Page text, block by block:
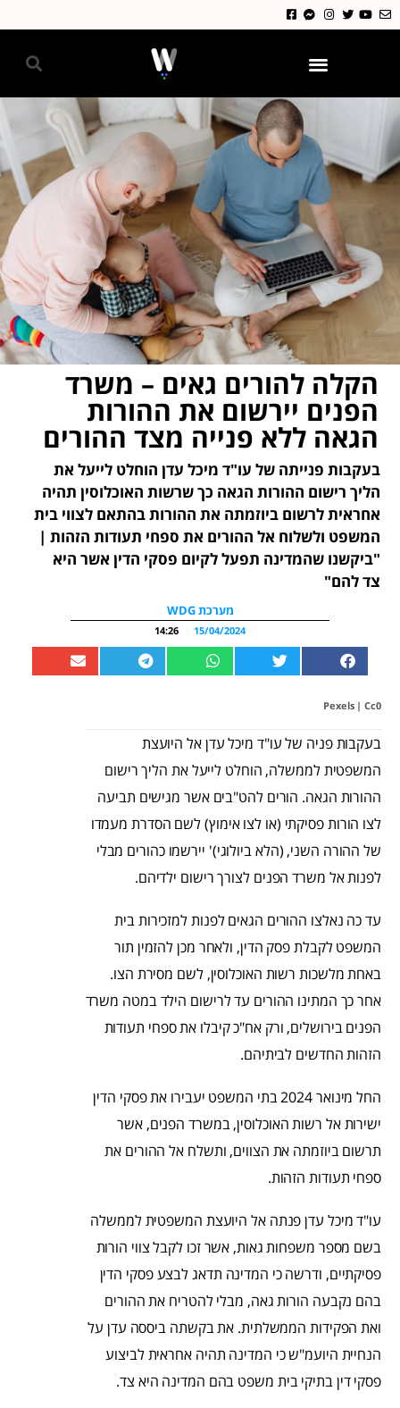
הקלה להורים גאים – משרד
הפנים יירשום את ההורות
הגאה ללא פנייה מצד ההורים
בעקבות פנייתה של עו"ד מיכל עדן הוחלט לייעל את
הליך רישום ההורות הגאה כך שרשות האוכלוסין תהיה
אחראית לרשום ביוזמתה את ההורות בהתאם לצווי בית
המשפט ולשלוח אל ההורים את ספחי תעודות הזהות |
"ביקשנו שהמדינה תפעל לקיום פסקי הדין אשר היא
צד להם"
מערכת WDG
15/04/2024
14:26
Pexels | Cc0
בעקבות פניה של עו"ד מיכל עדן אל היועצת
המשפטית לממשלה, הוחלט לייעל את הליך רישום
ההורות הגאה. הורים להט"בים אשר מגישים תביעה
לצו הורות פסיקתי (או לצו אימוץ) לשם הסדרת מעמדו
של ההורה השני, (הלא ביולוגי)' יירשמו כהורים מבלי
לפנות אל משרד הפנים לצורך רישום ילדיהם.
עד כה נאלצו ההורים הגאים לפנות למזכירות בית
המשפט לקבלת פסק הדין, ולאחר מכן להזמין תור
באחת מלשכות רשות האוכלוסין, לשם מסירת הצו.
אחר כך המתינו ההורים עד לרישום הילד במטה משרד
הפנים בירושלים, ורק אח"כ קיבלו את ספחי תעודות
הזהות החדשים לביתיהם.
החל מינואר 2024 בתי המשפט יעבירו את פסקי הדין
ישירות אל רשות האוכלוסין, במשרד הפנים, אשר
תרשום ביוזמתה את הצווים, ותשלח אל ההורים את
ספחי תעודות הזהות.
עו"ד מיכל עדן פנתה אל היועצת המשפטית לממשלה
בשם מספר משפחות גאות, אשר זכו לקבל צווי הורות
פסיקתיים, ודרשה כי המדינה תדאג לבצע פסקי הדין
בהם נקבעה הורות גאה, מבלי להטריח את ההורים
ואת הפקידות הממשלתית. את בקשתה ביססה עדן על
הנחיית היועמ"ש כי המדינה תהיה אחראית לביצוע
פסקי דין בתיקי בית משפט בהם המדינה היא צד.